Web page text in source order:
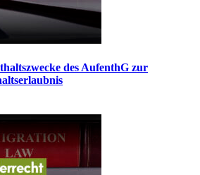
des AufenthG zur